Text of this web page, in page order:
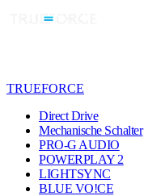
TRUEFORCE
Direct Drive
Mechanische Schalter
PRO-G AUDIO
POWERPLAY 2
LIGHTSYNC
BLUE VO!CE